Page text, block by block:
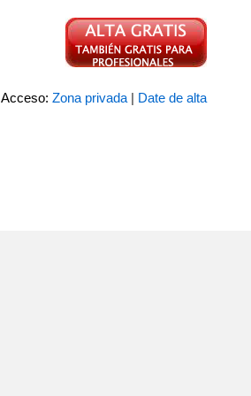
Acceso: Zona privada | Date de alta